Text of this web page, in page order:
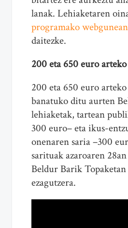
lanak. Lehiaketaren
programako webgunean
daitezke.
200 eta 650 euro
200 eta 650 euro
banatuko ditu aurten
lehiaketak, tartean
300 euro– eta ikus-
onenaren saria –300
sarituak azaroaren
Beldur Barik
ezagutzera.